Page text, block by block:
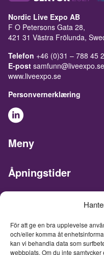
För att ge en bra upplevelse
och/eller komma åt
kan vi behandla data som
webbplats. Om du inte
Nordic Live Expo AB
F O Petersons Gata 28,
421 31 Västra Frölunda,
Telefon +46 (0)31 – 788 45
E-post samfunn@liveexpo.se
www.liveexpo.se
Personvernerklæring
Meny
Åpningstider
Live Expo arrangerer
Vi matcher mennesker og
nettverke og inspirere
Sveriges mest erfarne